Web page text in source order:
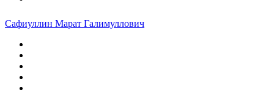
Сафиуллин Марат Галимуллович